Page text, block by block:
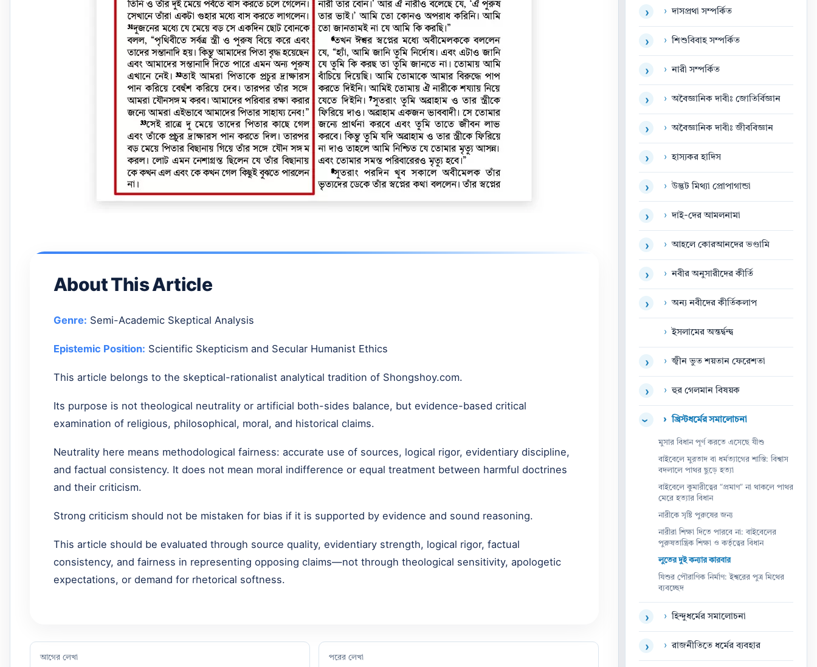
About This Article
Genre: Semi-Academic Skeptical Analysis
Epistemic Position: Scientific Skepticism and Secular Humanist Ethics
This article belongs to the skeptical-rationalist analytical tradition of Shongshoy.com.
Its purpose is not theological neutrality or artificial both-sides balance, but evidence-based critical
examination of religious, philosophical, moral, and historical claims.
Neutrality here means methodological fairness: accurate use of sources, logical rigor, evidentiary discipline,
and factual consistency. It does not mean moral indifference or equal treatment between harmful doctrines
and their criticism.
Strong criticism should not be mistaken for bias if it is supported by evidence and sound reasoning.
This article should be evaluated through source quality, evidentiary strength, logical rigor, factual
consistency, and fairness in representing opposing claims—not through theological sensitivity, apologetic
expectations, or demand for rhetorical softness.
আগের লেখা পরের লেখা
› › দাসপ্রথা সম্পর্কিত
› › শিশুবিবাহ সম্পর্কিত
› › নারী সম্পর্কিত
› › অবৈজ্ঞানিক দাবীঃ জোতির্বিজ্ঞান
› › অবৈজ্ঞানিক দাবীঃ জীববিজ্ঞান
› › হাস্যকর হাদিস
› › উদ্ভট মিথ্যা প্রোপাগান্ডা
› › দাই-দের আমলনামা
› › আহলে কোরআনদের ভণ্ডামি
› › নবীর অনুসারীদের কীর্তি
› › অন্য নবীদের কীর্তিকলাপ
› ইসলামের অন্তর্দ্বন্দ্ব
› › জ্বীন ভুত শয়তান ফেরেশতা
› › হুর গেলমান বিষয়ক
› › খ্রিস্টধর্মের সমালোচনা
মুসার বিধান পূর্ণ করতে এসেছে যীশু
বাইবেলে মুরতাদ বা ধর্মত্যাগের শাস্তি: বিশ্বাস
বদলালে পাথর ছুড়ে হত্যা
বাইবেলে কুমারীত্বের “প্রমাণ” না থাকলে পাথর
মেরে হত্যার বিধান
নারীকে সৃষ্টি পুরুষের জন্য
নারীরা শিক্ষা দিতে পারবে না: বাইবেলের
পুরুষতান্ত্রিক শিক্ষা ও কর্তৃত্বের বিধান
লুতের দুই কন্যার কারবার
যিশুর পৌরাণিক নির্মাণ: ইশ্বরের পুত্র মিথের
ব্যবচ্ছেদ
› › হিন্দুধর্মের সমালোচনা
› › রাজনীতিতে ধর্মের ব্যবহার